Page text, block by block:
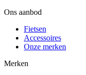
Ons aanbod
Fietsen
Accessoires
Onze merken
Merken